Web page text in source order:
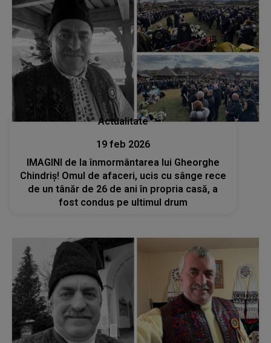
Actualitate
19 feb 2026
IMAGINI de la înmormântarea lui Gheorghe
Chindriș! Omul de afaceri, ucis cu sânge rece
de un tânăr de 26 de ani în propria casă, a
fost condus pe ultimul drum